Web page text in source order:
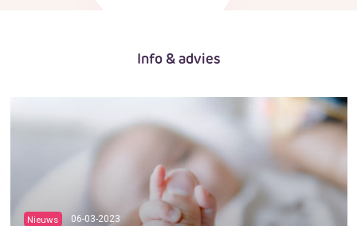
Info & advies
Nieuws 06-03-2023